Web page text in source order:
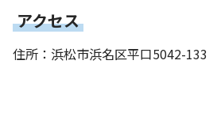
アクセス
住所：浜松市浜名区平口5042-133